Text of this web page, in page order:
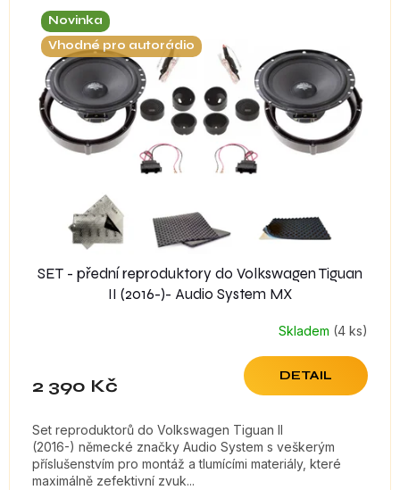
Novinka
Vhodné pro autorádio
SET - přední reproduktory do Volkswagen Tiguan
II (2016-)- Audio System MX
Skladem (4 ks)
2 390 Kč DETAIL
Set reproduktorů do Volkswagen Tiguan II
(2016-) německé značky Audio System s veškerým
příslušenstvím pro montáž a tlumícími materiály, které
maximálně zefektivní zvuk...